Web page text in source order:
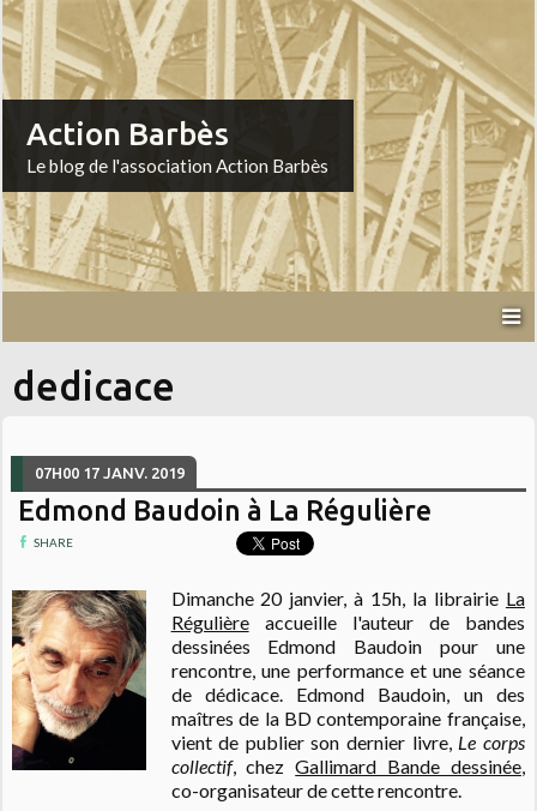
Action Barbès
Le blog de l'association Action Barbès
dedicace
07H00 17 JANV. 2019
Edmond Baudoin à La Régulière
SHARE
Dimanche 20 janvier, à 15h, la librairie La
Régulièreaccueille l'auteur de bandes
dessinées Edmond Baudoin pour une
rencontre, une performance et une séance
de dédicace. Edmond Baudoin, un des
maîtres de la BD contemporaine française,
vient de publier son dernier livre, Le corps
collectif, chezGallimard Bande dessinée,
co-organisateur de cette rencontre.